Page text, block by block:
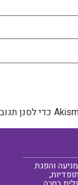
והפגת